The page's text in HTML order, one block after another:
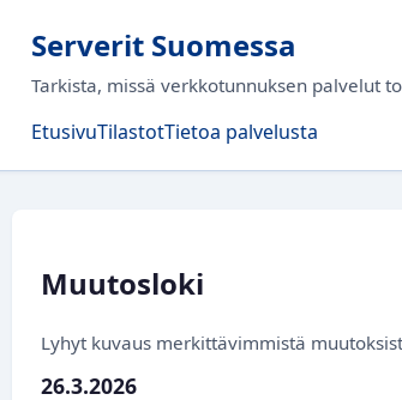
Serverit Suomessa
Tarkista, missä verkkotunnuksen palvelut
EtusivuTilastotTietoa palvelusta
Muutosloki
Lyhyt kuvaus merkittävimmistä
26.3.2026